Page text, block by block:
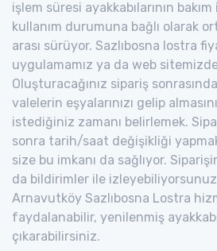
işlem süresi ayakkabılarının
kullanım durumuna bağlı olarak
arası sürüyor. Sazlıbosna lostra
uygulamamız ya da web
Oluşturacağınız sipariş
valelerin eşyalarınızı gelip
istediğiniz zamanı belirlemek.
sonra tarih/saat değişikliği
size bu imkanı da sağlıyor.
da bildirimler ile
Arnavutköy Sazlıbosna Lostra
faydalanabilir, yenilenmiş
çıkarabilirsiniz.